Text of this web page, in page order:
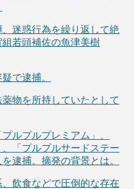
迷惑行為を繰り返して絶
若頭補佐の魚津美樹
で逮捕。
物を所持していたとして
ルプルプレミアム」、
、「プルプルサードステー
逮捕。摘発の背景とは。
飲食などで圧倒的な存在